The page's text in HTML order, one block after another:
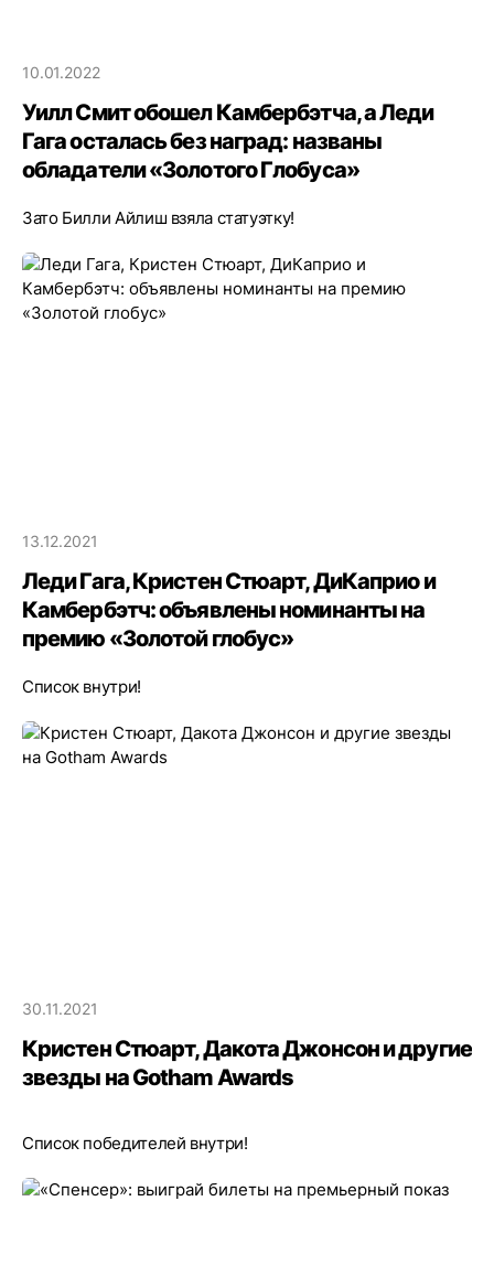
10.01.2022
Уилл Смит обошел Камбербэтча, а Леди
Гага осталась без наград: названы
обладатели «Золотого Глобуса»
Зато Билли Айлиш взяла статуэтку!
13.12.2021
Леди Гага, Кристен Стюарт, ДиКаприо и
Камбербэтч: объявлены номинанты на
премию «Золотой глобус»
Список внутри!
30.11.2021
Кристен Стюарт, Дакота Джонсон и другие
звезды на Gotham Awards
Список победителей внутри!